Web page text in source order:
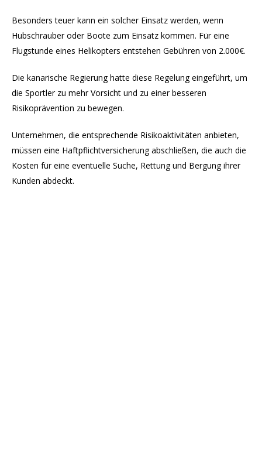
Besonders teuer kann ein solcher Einsatz werden, wenn
Hubschrauber oder Boote zum Einsatz kommen. Für eine
Flugstunde eines Helikopters entstehen Gebühren von 2.000€.
Die kanarische Regierung hatte diese Regelung eingeführt, um
die Sportler zu mehr Vorsicht und zu einer besseren
Risikoprävention zu bewegen.
Unternehmen, die entsprechende Risikoaktivitäten anbieten,
müssen eine Haftpflichtversicherung abschließen, die auch die
Kosten für eine eventuelle Suche, Rettung und Bergung ihrer
Kunden abdeckt.